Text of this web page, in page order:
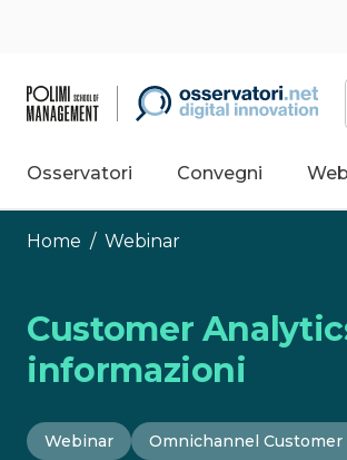
Osservatori Convegni
Home / Webinar
Customer
informazioni
Webinar Omnichannel Customer